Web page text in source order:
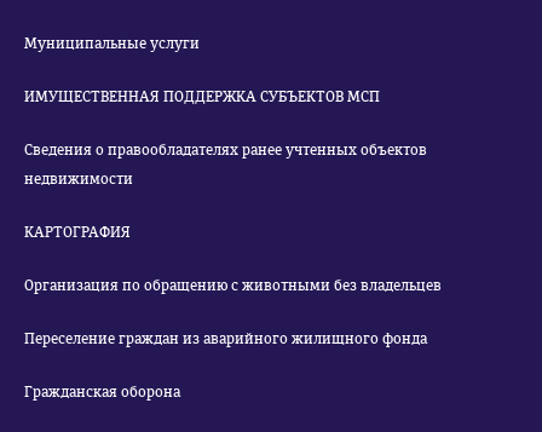
Муниципальные услуги
ИМУЩЕСТВЕННАЯ ПОДДЕРЖКА СУБЪЕКТОВ МСП
Сведения о правообладателях ранее учтенных объектов
недвижимости
КАРТОГРАФИЯ
Организация по обращению с животными без владельцев
Переселение граждан из аварийного жилищного фонда
Гражданская оборона